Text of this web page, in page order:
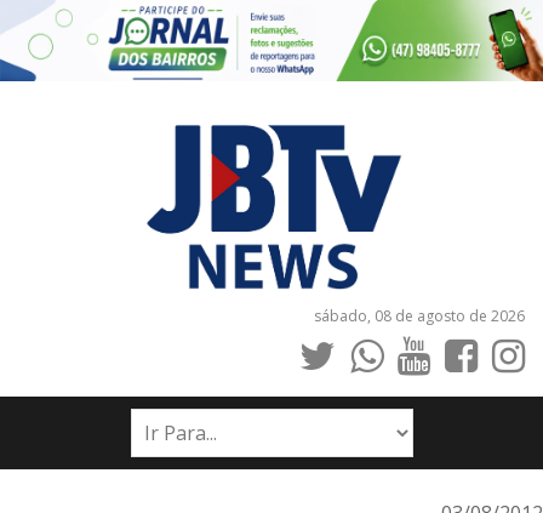
sábado, 08 de agosto de 2026
INÍCIO
NOTÍCIAS